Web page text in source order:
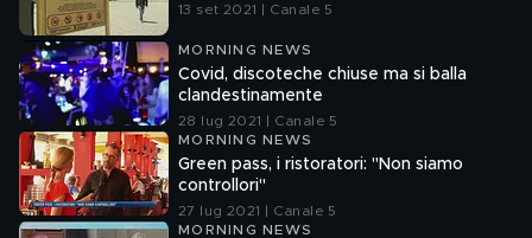
13 set 2021 | Canale 5
MORNING NEWS
Covid, discoteche chiuse ma si balla
clandestinamente
28 lug 2021 | Canale 5
MORNING NEWS
Green pass, i ristoratori: "Non siamo
controllori"
27 lug 2021 | Canale 5
MORNING NEWS